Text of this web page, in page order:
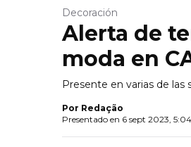
Decoración
Alerta de
moda en
Presente en varias de las
Por Redação
Presentado en 6 sept 2023, 5:04